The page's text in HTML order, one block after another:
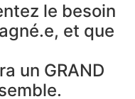
le besoin
et que
un GRAND